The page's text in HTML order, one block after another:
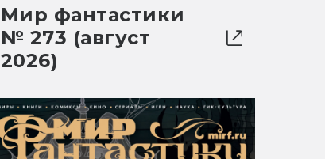
Мир фантастики
№ 273 (август
2026)